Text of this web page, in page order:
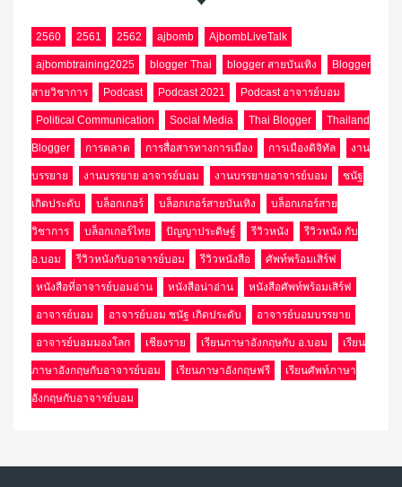
2560 2561 2562 ajbomb AjbombLiveTalk
ajbombtraining2025 blogger Thai blogger สายบันเทิง Blogger
สายวิชาการ Podcast Podcast 2021 Podcast อาจารย์บอม
Political Communication Social Media Thai Blogger Thailand
Blogger การตลาด การสื่อสารทางการเมือง การเมืองดิจิทัล งาน
บรรยาย งานบรรยาย อาจารย์บอม งานบรรยายอาจารย์บอม ชนัฐ
เกิดประดับ บล็อกเกอร์ บล็อกเกอร์สายบันเทิง บล็อกเกอร์สาย
วิชาการ บล็อกเกอร์ไทย ปัญญาประดิษฐ์ รีวิวหนัง รีวิวหนัง กับ
อ.บอม รีวิวหนังกับอาจารย์บอม รีวิวหนังสือ ศัพท์พร้อมเสิร์ฟ
หนังสือที่อาจารย์บอมอ่าน หนังสือน่าอ่าน หนังสือศัพท์พร้อมเสิร์ฟ
อาจารย์บอม อาจารย์บอม ชนัฐ เกิดประดับ อาจารย์บอมบรรยาย
อาจารย์บอมมองโลก เชียงราย เรียนภาษาอังกฤษกับ อ.บอม เรียน
ภาษาอังกฤษกับอาจารย์บอม เรียนภาษาอังกฤษฟรี เรียนศัพท์ภาษา
อังกฤษกับอาจารย์บอม